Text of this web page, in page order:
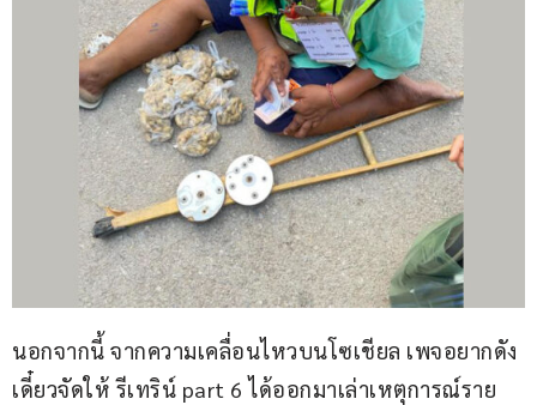
นอกจากนี้ จากความเคลื่อนไหวบนโซเชียล เพจอยากดัง
เดี๋ยวจัดให้ รีเทริน์ part 6 ได้ออกมาเล่าเหตุการณ์ราย